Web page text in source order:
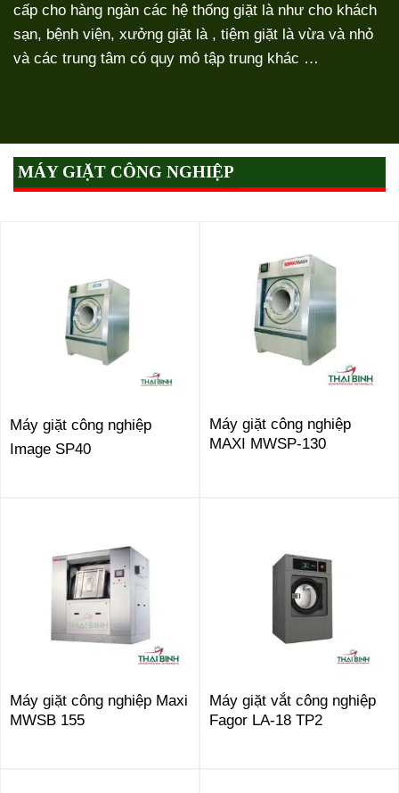
cấp cho hàng ngàn các hệ thống giặt là như cho khách
sạn, bệnh viện, xưởng giặt là , tiệm giặt là vừa và nhỏ
và các trung tâm có quy mô tập trung khác …
MÁY GIẶT CÔNG NGHIỆP
Máy giặt công nghiệp
Image SP40
Máy giặt công nghiệp
MAXI MWSP-130
Máy giặt công nghiệp Maxi
MWSB 155
Máy giặt vắt công nghiệp
Fagor LA-18 TP2